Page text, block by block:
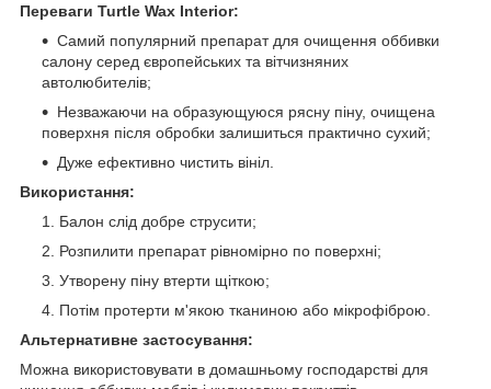
Переваги Turtle Wax Interior:
Самий популярний препарат для очищення оббивки
салону серед європейських та вітчизняних
автолюбителів;
Незважаючи на образующуюся рясну піну, очищена
поверхня після обробки залишиться практично сухий;
Дуже ефективно чистить вініл.
Використання:
Балон слід добре струсити;
Розпилити препарат рівномірно по поверхні;
Утворену піну втерти щіткою;
Потім протерти м'якою тканиною або мікрофіброю.
Альтернативне застосування:
Можна використовувати в домашньому господарстві для